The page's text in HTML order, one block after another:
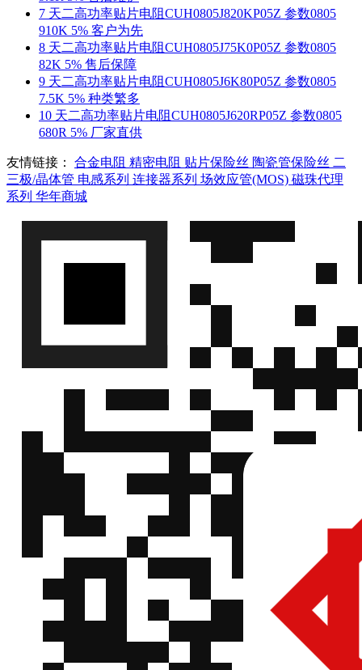
7 天二高功率贴片电阻CUH0805J820KP05Z 参数0805
910K 5% 客户为先
8 天二高功率贴片电阻CUH0805J75K0P05Z 参数0805
82K 5% 售后保障
9 天二高功率贴片电阻CUH0805J6K80P05Z 参数0805
7.5K 5% 种类繁多
10 天二高功率贴片电阻CUH0805J620RP05Z 参数0805
680R 5% 厂家直供
友情链接： 合金电阻 精密电阻 贴片保险丝 陶瓷管保险丝 二
三极/晶体管 电感系列 连接器系列 场效应管(MOS) 磁珠代理
系列 华年商城